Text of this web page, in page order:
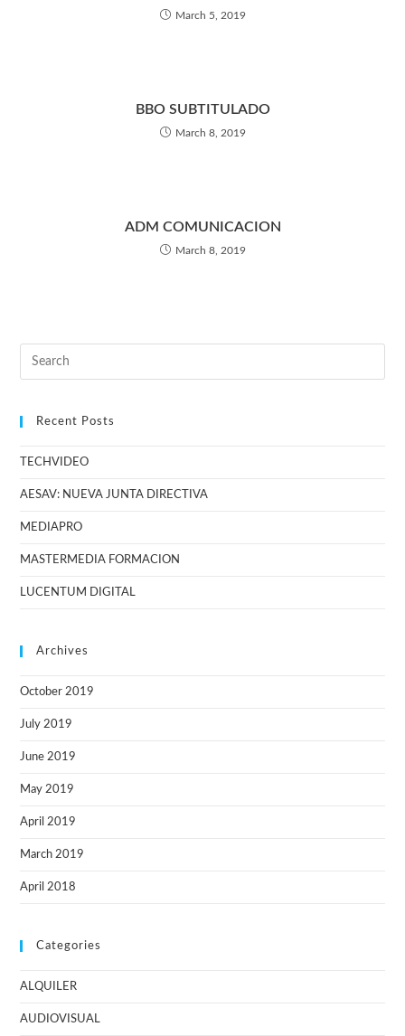
March 5, 2019
BBO SUBTITULADO
March 8, 2019
ADM COMUNICACION
March 8, 2019
Recent Posts
TECHVIDEO
AESAV: NUEVA JUNTA DIRECTIVA
MEDIAPRO
MASTERMEDIA FORMACION
LUCENTUM DIGITAL
Archives
October 2019
July 2019
June 2019
May 2019
April 2019
March 2019
April 2018
Categories
ALQUILER
AUDIOVISUAL